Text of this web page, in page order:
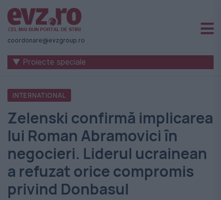
Știri
naționale
internaționale
România
-
Evenimentul
Zilei
coordonare@evzgroup.ro
▼ Proiecte speciale
INTERNATIONAL
Zelenski confirmă implicarea
lui Roman Abramovici în
negocieri. Liderul ucrainean
a refuzat orice compromis
privind Donbasul